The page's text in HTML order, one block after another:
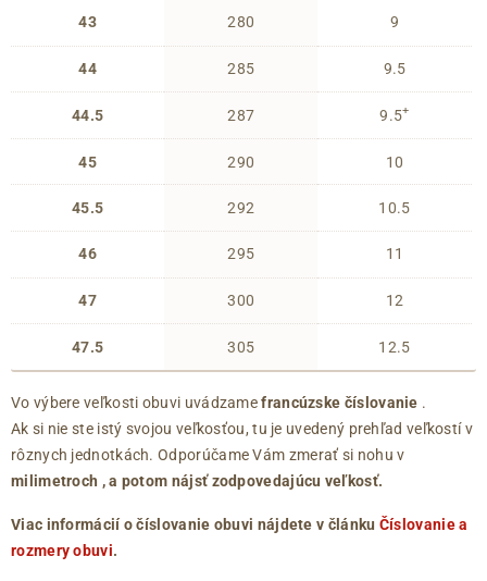
43
44
44.5
45
45.5
46
47
47.5
280
285
287
290
292
295
300
305
9
9.5
9.5+
10
10.5
11
12
12.5
Vo výbere veľkosti obuvi uvádzamefrancúzske číslovanie .
Ak si nie ste istý svojou veľkosťou, tu je uvedený prehľad veľkostí v
rôznych jednotkách. Odporúčame Vám zmerať si nohu v
milimetroch , a potom nájsť zodpovedajúcu veľkosť.
Viac informácií o číslovanie obuvi nájdete v článku Číslovanie a
rozmery obuvi.